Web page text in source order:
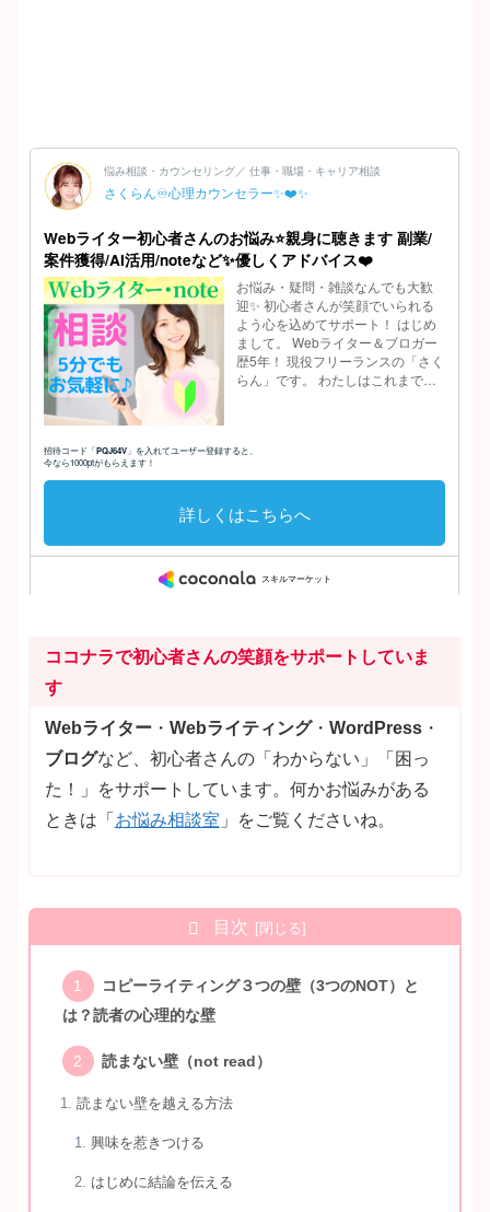
ココナラで初心者さんの笑顔をサポートしていま
す
Webライター・ Webライティング・ WordPress・
ブログなど、初心者さんの「わからない」「困っ
た！」をサポートしています。何かお悩みがある
ときは「 お悩み相談室 」をご覧くださいね。
目次
コピーライティング３つの壁（3つのNOT）と
は？読者の心理的な壁
読まない壁（not read）
読まない壁を越える方法
興味を惹きつける
はじめに結論を伝える